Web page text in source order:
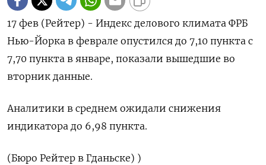
17 фев (Рейтер) - ‌Индекс делового ​климата ФРБ ​
Нью-​Йорка в ⁠феврале ‌опустился ‌до 7,​10 ‌пункта с ​
7,‌70 пункта в ​январе, показали ​вышедшие ‌во ​
вторник данные.
Аналитики в среднем ожидали снижения ​
индикатора ⁠до 6,‌98 пункта.
(‌Бюро Рейтер ​в ‌Гданьске) )